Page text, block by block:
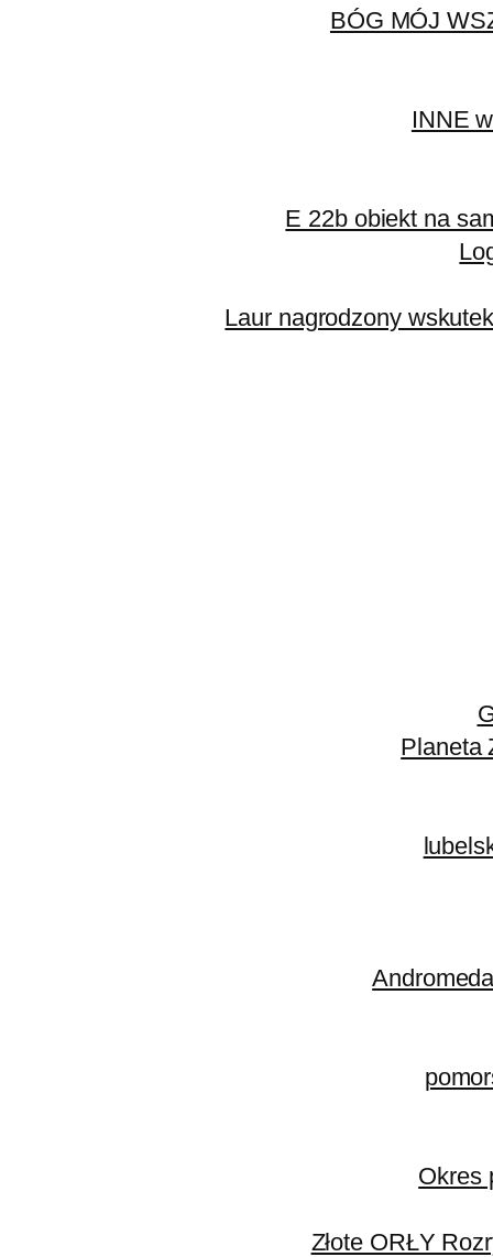
BÓG MÓJ
INNE
E 22b obiekt na
Laur nagrodzony
Planeta
Okres
Złote ORŁY